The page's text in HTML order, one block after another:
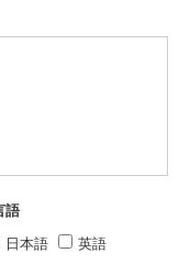
語
日本語
英語